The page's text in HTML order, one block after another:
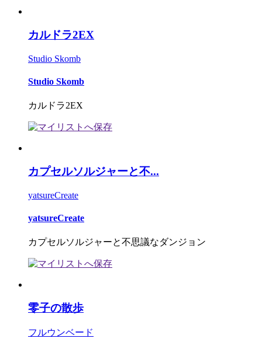
カルドラ2EX
Studio Skomb
Studio Skomb
カルドラ2EX
カプセルソルジャーと不...
yatsureCreate
yatsureCreate
カプセルソルジャーと不思議なダンジョン
零子の散歩
フルウンベード